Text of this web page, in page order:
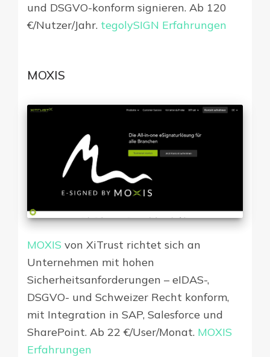
und DSGVO-konform signieren. Ab 120
€/Nutzer/Jahr. tegolySIGN Erfahrungen
MOXIS
MOXIS von XiTrust richtet sich an
Unternehmen mit hohen
Sicherheitsanforderungen – eIDAS-,
DSGVO- und Schweizer Recht konform,
mit Integration in SAP, Salesforce und
SharePoint. Ab 22 €/User/Monat. MOXIS
Erfahrungen